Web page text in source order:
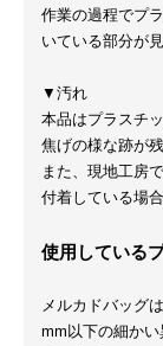
作業の過程でプ
いている部分が
▼汚れ
本品はプラスチ
焦げの様な跡が
また、現地工房
付着している場
使用している
メルカドバッグ
mm以下の細か